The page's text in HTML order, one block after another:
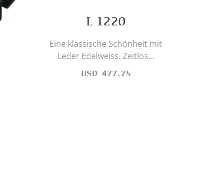
L 1220
Eine klassische Schönheit mit
Leder Edelweiss. Zeitlos...
USD 477.75